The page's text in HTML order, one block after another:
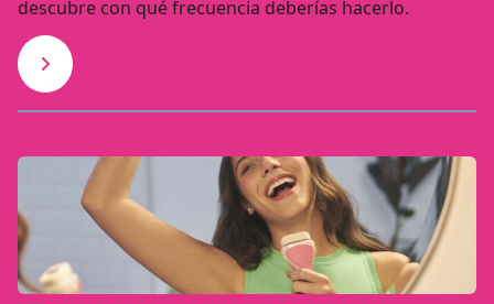
descubre con qué frecuencia deberías hacerlo.